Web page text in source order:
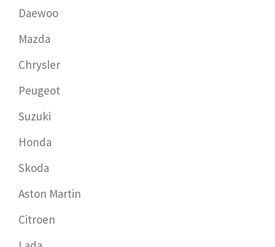
Daewoo
Mazda
Chrysler
Peugeot
Suzuki
Honda
Skoda
Aston Martin
Citroen